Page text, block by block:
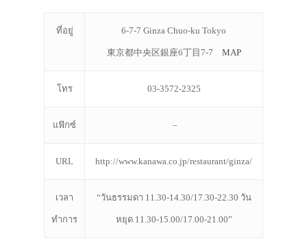
ที่อยู่ 6-7-7 Ginza Chuo-ku Tokyo
東京都中央区銀座6丁目7-7 MAP
โทร 03-3572-2325
แฟ๊กซ์ –
URL http://www.kanawa.co.jp/restaurant/ginza/
เวลา
ทำการ
“วันธรรมดา 11.30-14.30/17.30-22.30 วัน
หยุด 11.30-15.00/17.00-21.00”